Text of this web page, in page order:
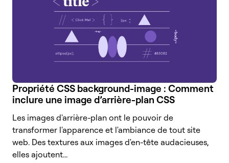
Propriété CSS background-image : Comment
inclure une image d’arrière-plan CSS
Les images d'arrière-plan ont le pouvoir de
transformer l'apparence et l'ambiance de tout site
web. Des textures aux images d'en-tête audacieuses,
elles ajoutent...